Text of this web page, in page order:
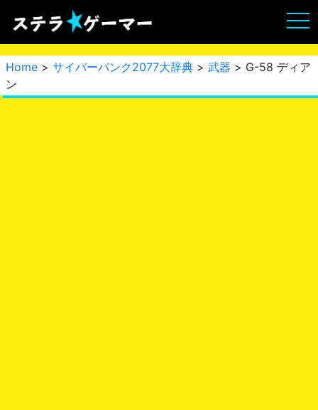
Home > サイバーパンク2077大辞典 > 武器 > G-58 ディア
ン